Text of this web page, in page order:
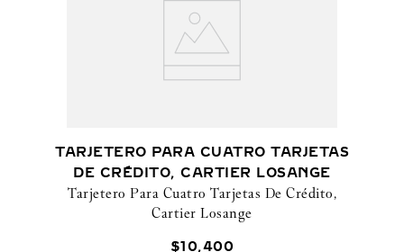
TARJETERO PARA CUATRO TARJETAS
DE CRÉDITO, CARTIER LOSANGE
Tarjetero Para Cuatro Tarjetas De Crédito,
Cartier Losange
$10,400